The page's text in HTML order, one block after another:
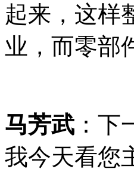
起来，这样
业，而零部
马芳武 ：
我今天看您